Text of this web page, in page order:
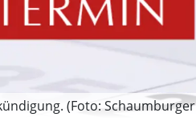
(Foto: